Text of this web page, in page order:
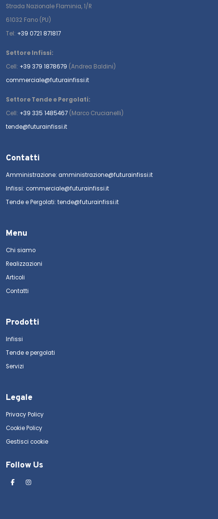
Strada Nazionale Flaminia, 1/R
61032 Fano (PU)
Tel: +39 0721 871817
Settore Infissi:
Cell: +39 379 1878679 (Andrea Baldini)
commerciale@futurainfissi.it
Settore Tende e Pergolati:
Cell: +39 335 1485467 (Marco Crucianelli)
tende@futurainfissi.it
Contatti
Amministrazione: amministrazione@futurainfissi.it
Infissi: commerciale@futurainfissi.it
Tende e Pergolati: tende@futurainfissi.it
Menu
Chi siamo
Realizzazioni
Articoli
Contatti
Prodotti
Infissi
Tende e pergolati
Servizi
Legale
Privacy Policy
Cookie Policy
Gestisci cookie
Follow Us